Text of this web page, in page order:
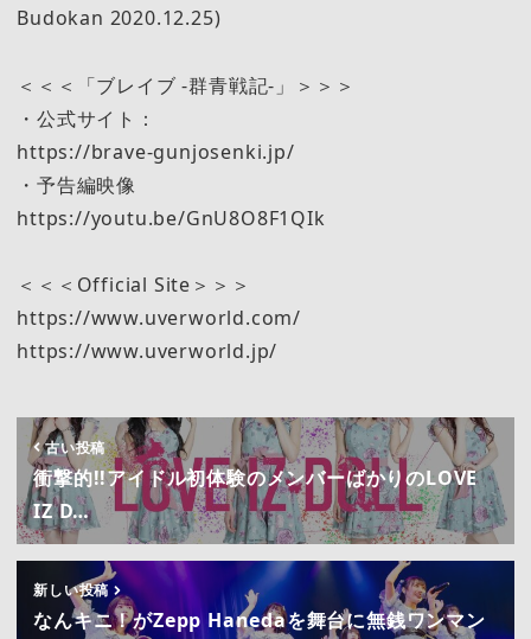
Budokan 2020.12.25)
＜＜＜「ブレイブ -群青戦記-」＞＞＞
・公式サイト：
https://brave-gunjosenki.jp/
・予告編映像
https://youtu.be/GnU8O8F1QIk
＜＜＜Official Site＞＞＞
https://www.uverworld.com/
https://www.uverworld.jp/
古い投稿
衝撃的!!アイドル初体験のメンバーばかりのLOVE
IZ D…
新しい投稿
なんキニ！がZepp Hanedaを舞台に無銭ワンマン